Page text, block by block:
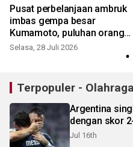
Pusat perbelanjaan ambruk
imbas gempa besar
Kumamoto, puluhan orang
terjebak
Selasa, 28 Juli 2026
Terpopuler - Olahraga
Argentina
dengan skor
Jul 16th